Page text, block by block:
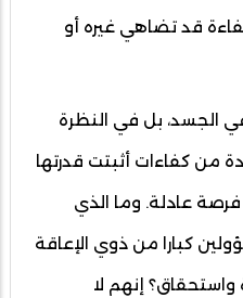
قد تضاهي غيره أو
الجسد، بل في النظرة
من كفاءات أثبتت قدرتها
عادلة. وما الذي
كبارا من ذوي الإعاقة
واستحقاق؟ إنهم لا